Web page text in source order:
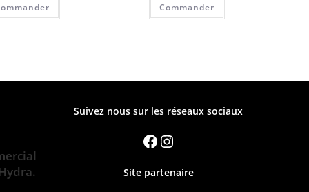
Commander
Suivez nous sur les réseaux sociaux
Site partenaire